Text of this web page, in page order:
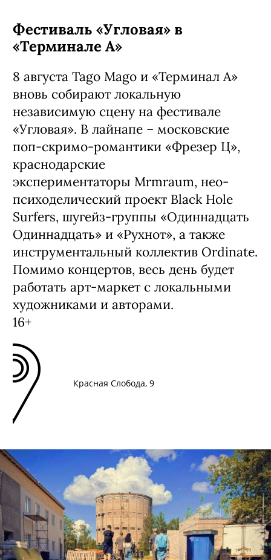
Фестиваль «Угловая» в
«Терминале А»
8 августа Tago Mago и «Терминал А»
вновь собирают локальную
независимую сцену на фестивале
«Угловая». В лайнапе – московские
поп-скримо-романтики «Фрезер Ц»,
краснодарские
экспериментаторы Mrmraum, нео-
психоделический проект Black Hole
Surfers, шугейз-группы «Одиннадцать
Одиннадцать» и «Рухнот», а также
инструментальный коллектив Ordinate.
Помимо концертов, весь день будет
работать арт-маркет с локальными
художниками и авторами.
16+
Красная Слобода, 9